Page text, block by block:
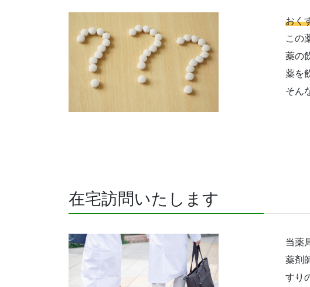
おく
この
薬の
薬を
そん
在宅訪問いたします
当薬
薬剤
すり